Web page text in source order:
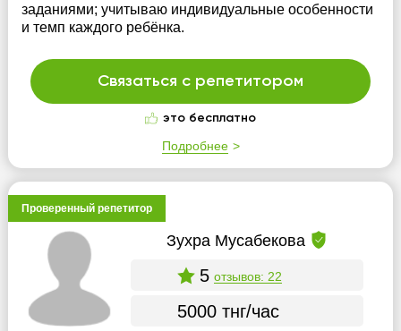
заданиями; учитываю индивидуальные особенности
и темп каждого ребёнка.
Связаться с репетитором
это бесплатно
Подробнее
Проверенный репетитор
Зухра Мусабекова
5 отзывов: 22
5000 тнг/час